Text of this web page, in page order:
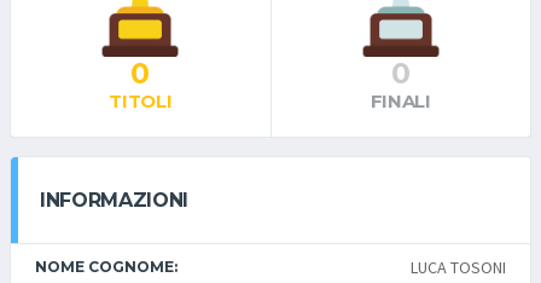
0
TITOLI
0
FINALI
INFORMAZIONI
NOME COGNOME: LUCA TOSONI